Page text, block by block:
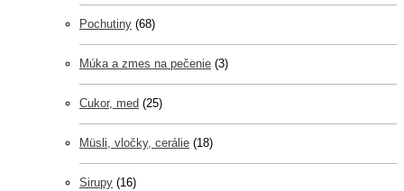
Pochutiny (68)
Múka a zmes na pečenie (3)
Cukor, med (25)
Müsli, vločky, cerálie (18)
Sirupy (16)